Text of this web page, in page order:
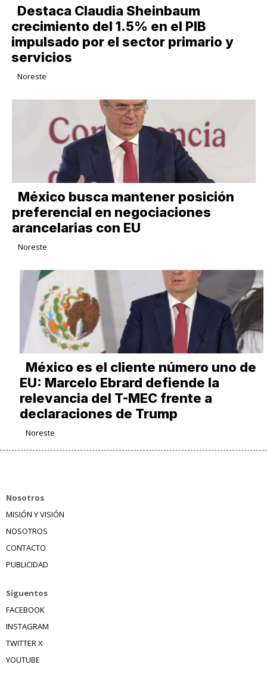
Destaca Claudia Sheinbaum
crecimiento del 1.5% en el PIB
impulsado por el sector primario y
servicios
Noreste
México busca mantener posición
preferencial en negociaciones
arancelarias con EU
Noreste
México es el cliente número uno de
EU: Marcelo Ebrard defiende la
relevancia del T-MEC frente a
declaraciones de Trump
Noreste
Nosotros
MISIÓN Y VISIÓN
NOSOTROS
CONTACTO
PUBLICIDAD
Síguentos
FACEBOOK
INSTAGRAM
TWITTER X
YOUTUBE